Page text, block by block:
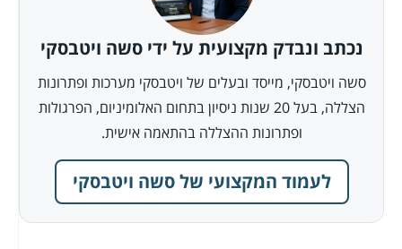
נכתב ונבדק מקצועית על ידי סשה ויטבסקי
סשה ויטבסקי, מייסד ובעלים של ויטבסקי מערכות ופתרונות
הצללה, בעל 20 שנות ניסיון בתחום האלומיניום, הפרגולות
ופתרונות ההצללה בהתאמה אישית.
לעמוד המקצועי של סשה ויטבסקי